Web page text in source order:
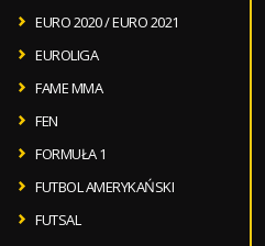
EURO 2020 / EURO 2021
EUROLIGA
FAME MMA
FEN
FORMUŁA 1
FUTBOL AMERYKAŃSKI
FUTSAL